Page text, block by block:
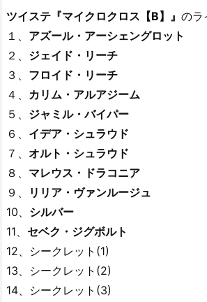
ツイステ『マイクロクロス【B】』 のラ
１、 アズール・アーシェングロット
２、 ジェイド・リーチ
３、 フロイド・リーチ
４、 カリム・アルアジーム
５、 ジャミル・バイパー
６、 イデア・シュラウド
７、 オルト・シュラウド
８、 マレウス・ドラコニア
９、
リリア・ヴァンルージュ
10、 シルバー
11、 セベク・ジグボルト
12、シークレット(1)
13、シークレット(2)
14、シークレット(3)